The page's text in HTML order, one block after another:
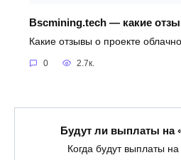
Bscmining.tech — какие
Какие отзывы о проекте
0 2.7к.
Будут ли выплаты на
Когда будут выплаты